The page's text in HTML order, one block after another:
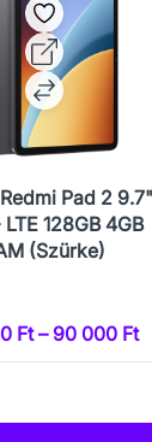
Pad 2 9.7"
128GB 4GB
(Szürke)
Ft – 90 000 Ft